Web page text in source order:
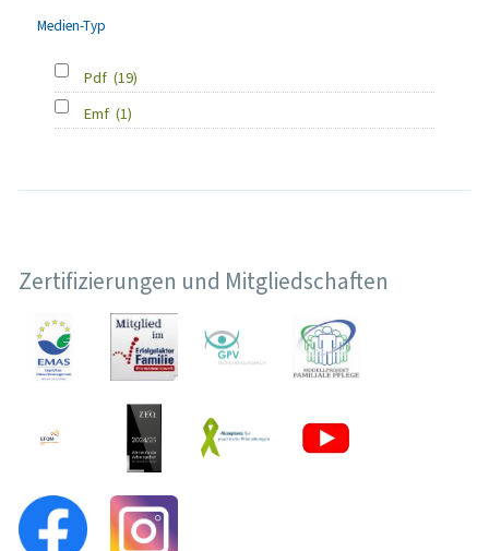
Medien-Typ
Pdf (19)
Emf (1)
Zertifizierungen und Mitgliedschaften